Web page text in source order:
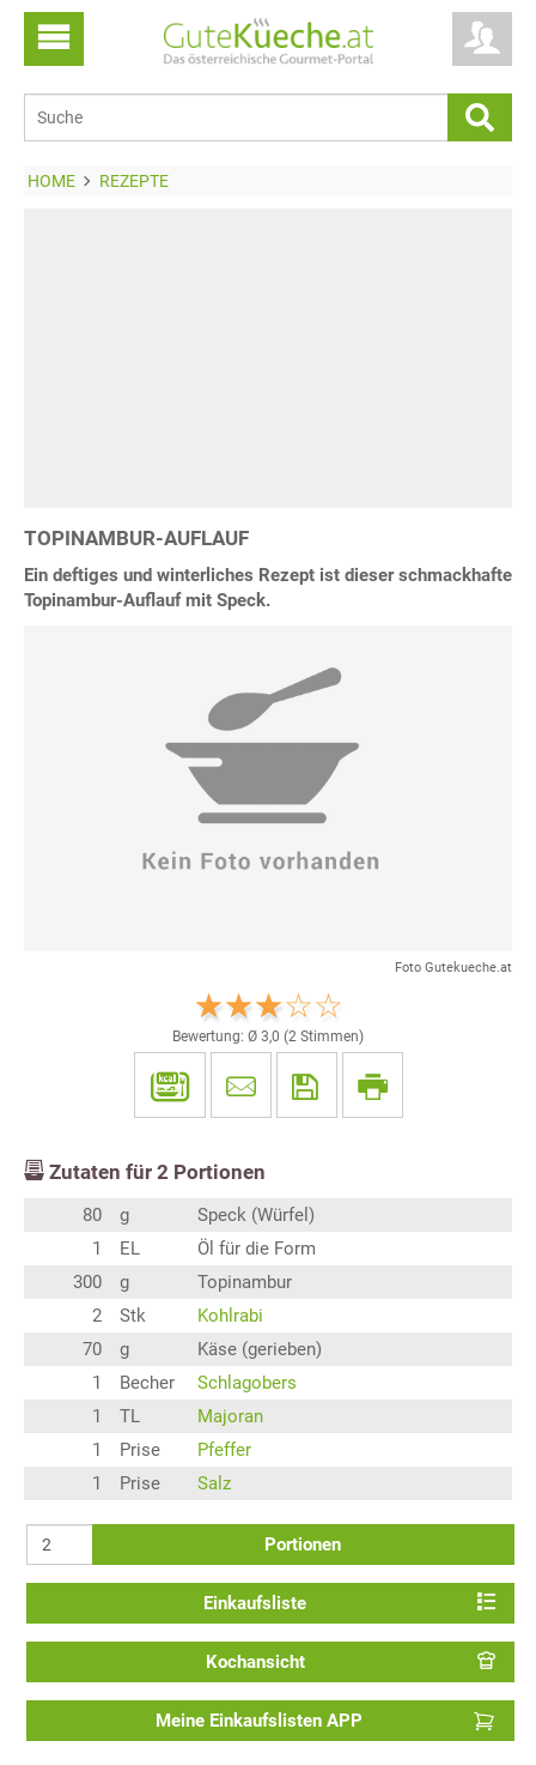
HOME REZEPTE
TOPINAMBUR-AUFLAUF
Ein deftiges und winterliches Rezept ist dieser schmackhafte
Topinambur-Auflauf mit Speck.
Foto Gutekueche.at
Bewertung: Ø 3,0 (2 Stimmen)
Zutaten für 2 Portionen
80 g
Speck (Würfel)
1
EL
Öl für die Form
300
g
Topinambur
2
Stk
Kohlrabi
70
g
Käse (gerieben)
1
Becher
Schlagobers
1
TL
Majoran
1
Prise
Pfeffer
1
Prise Salz
Portionen
Einkaufsliste
Kochansicht
Meine Einkaufslisten APP